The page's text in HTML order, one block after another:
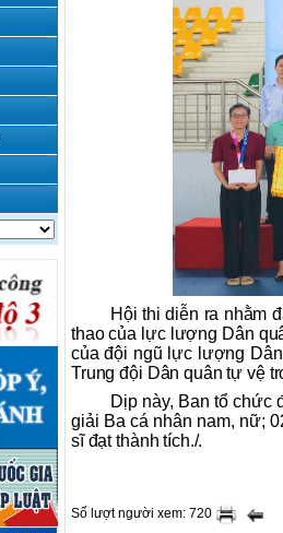
Hội thi diễn ra nhằm
thao của lực lượng Dân
của đội ngũ lực lượng
Trung đội Dân quân tự vệ
Dịp này, Ban tổ chức
giải Ba cá nhân nam, nữ;
sĩ đạt thành tích./.
Số lượt người xem: 720